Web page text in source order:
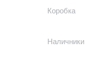
Коробка
Наличники